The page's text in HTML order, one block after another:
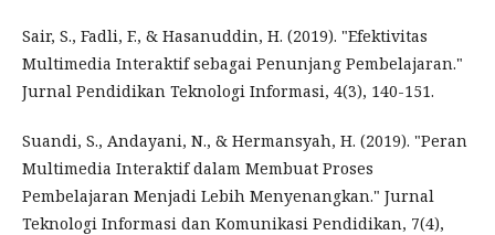
Sair, S., Fadli, F., & Hasanuddin, H. (2019). "Efektivitas
Multimedia Interaktif sebagai Penunjang Pembelajaran."
Jurnal Pendidikan Teknologi Informasi, 4(3), 140-151.
Suandi, S., Andayani, N., & Hermansyah, H. (2019). "Peran
Multimedia Interaktif dalam Membuat Proses
Pembelajaran Menjadi Lebih Menyenangkan." Jurnal
Teknologi Informasi dan Komunikasi Pendidikan, 7(4),